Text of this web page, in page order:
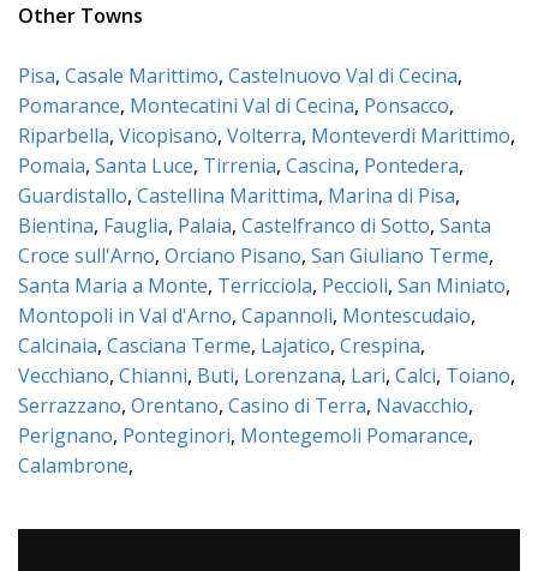
Other Towns
Pisa, Casale Marittimo, Castelnuovo Val di Cecina,
Pomarance, Montecatini Val di Cecina, Ponsacco,
Riparbella, Vicopisano, Volterra, Monteverdi Marittimo,
Pomaia, Santa Luce, Tirrenia, Cascina, Pontedera,
Guardistallo, Castellina Marittima, Marina di Pisa,
Bientina, Fauglia, Palaia, Castelfranco di Sotto, Santa
Croce sull'Arno, Orciano Pisano, San Giuliano Terme,
Santa Maria a Monte, Terricciola, Peccioli, San Miniato,
Montopoli in Val d'Arno, Capannoli, Montescudaio,
Calcinaia, Casciana Terme, Lajatico, Crespina,
Vecchiano, Chianni, Buti, Lorenzana, Lari, Calci, Toiano,
Serrazzano, Orentano, Casino di Terra, Navacchio,
Perignano, Ponteginori, Montegemoli Pomarance,
Calambrone,